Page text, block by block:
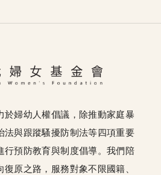
於婦幼人權倡議，除推動家庭暴
法與跟蹤騷擾防制法等四項重要
行預防教育與制度倡導。我們陪
原之路，服務對象不限國籍、